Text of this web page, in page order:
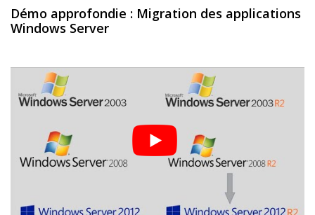
Démo approfondie : Migration des applications
Windows Server